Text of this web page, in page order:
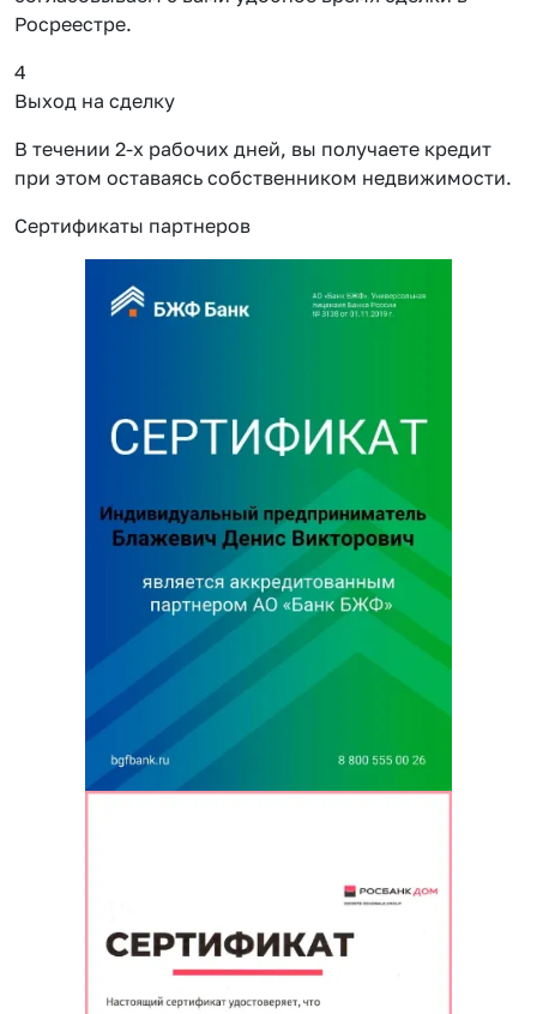
Росреестре.
4
Выход на сделку
В течении 2-х рабочих дней, вы получаете кредит
при этом оставаясь собственником недвижимости.
Сертификаты партнеров